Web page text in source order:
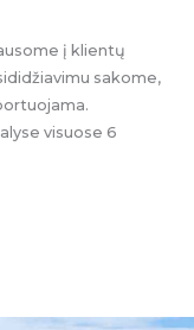
į klientų
sakome,
visuose 6